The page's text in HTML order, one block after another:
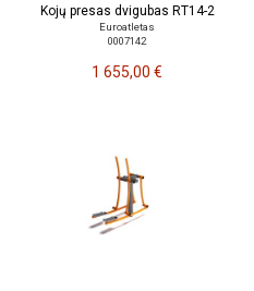
Kojų presas dvigubas RT14-2
Euroatletas
0007142
1 655,00 €